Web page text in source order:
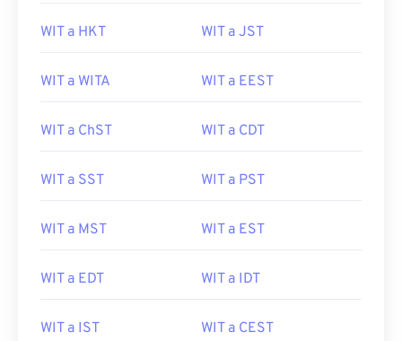
WIT a HKT WIT a JST
WIT a WITA WIT a EEST
WIT a ChST WIT a CDT
WIT a SST WIT a PST
WIT a MST WIT a EST
WIT a EDT WIT a IDT
WIT a IST WIT a CEST